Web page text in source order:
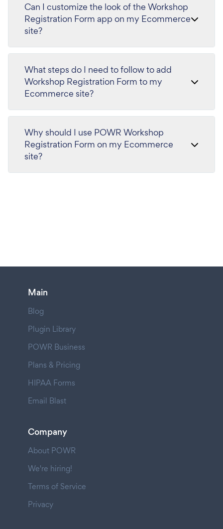
Can I customize the look of the Workshop
Registration Form app on my Ecommerce
site?
What steps do I need to follow to add
Workshop Registration Form to my
Ecommerce site?
Why should I use POWR Workshop
Registration Form on my Ecommerce
site?
Main
Blog
Plugin Library
POWR Business
Plans & Pricing
HIPAA Forms
Email Blast
Company
About POWR
We're hiring!
Terms of Service
Privacy